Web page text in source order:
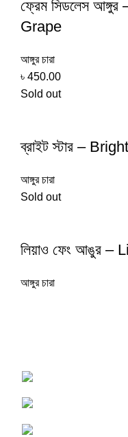
ফ্রেম সিডলেস
Grape
আঙ্গুর চারা
৳ 450.00
Sold out
ব্রাইট স্টার –
আঙ্গুর চারা
Sold out
লিয়াও ফেং আঙুর –
আঙ্গুর চারা